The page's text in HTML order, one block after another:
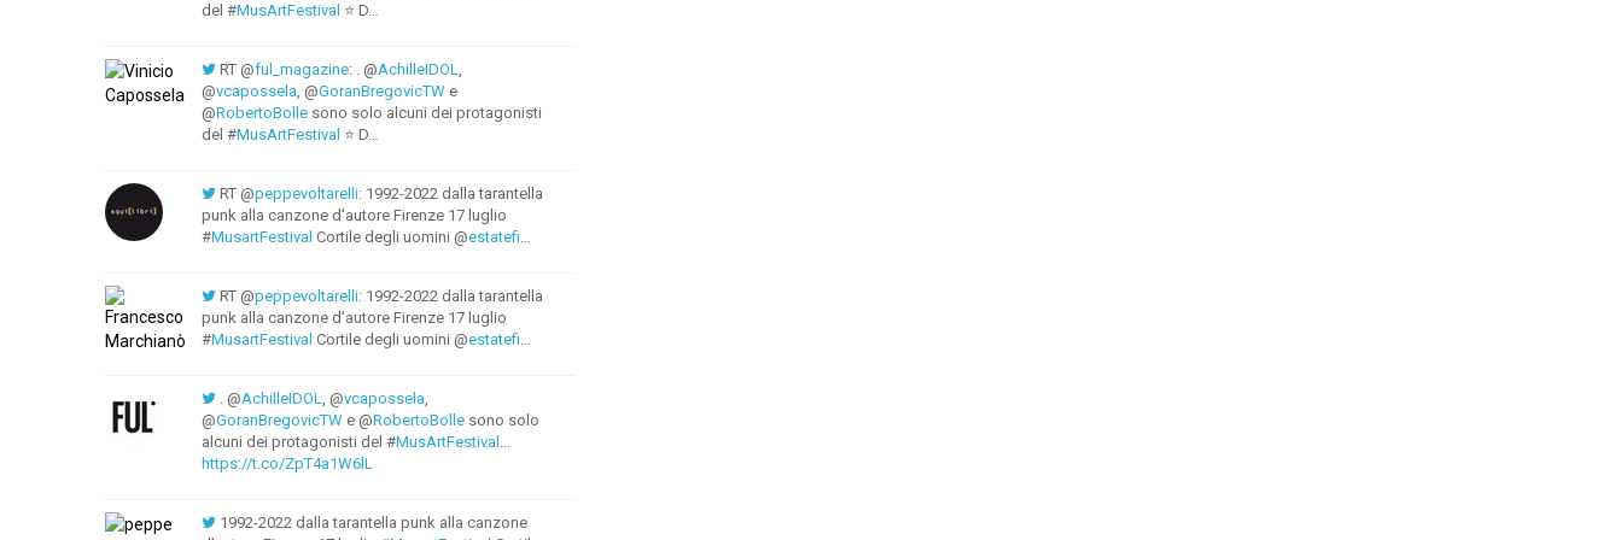
del #MusArtFestival ⭐ D…
RT @ful_magazine: . @AchilleIDOL
@vcapossela , @GoranBregovicTWe
@RobertoBollesono solo alcuni dei protagonisti
del #MusArtFestival ⭐ D…
RT @peppevoltarelli: 1992-2022 dalla tarantella
punk alla canzone d’autore Firenze 17 luglio
#MusartFestival Cortile degli uomini @estatefi
RT @peppevoltarelli: 1992-2022 dalla tarantella
punk alla canzone d’autore Firenze 17 luglio
#MusartFestival Cortile degli uomini @estatefi
. @AchilleIDOL , @vcapossela
@GoranBregovicTWe @RobertoBollesono solo
alcuni dei protagonisti del #MusArtFestival
https://t.co/ZpT4a1W6lL
1992-2022 dalla tarantella punk alla canzone